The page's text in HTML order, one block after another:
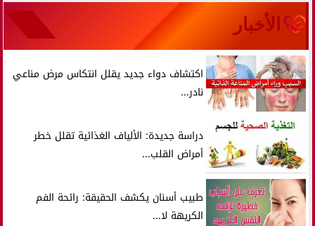
الأخبار
اكتشاف دواء جديد يقلل انتكاس مرض مناعي
نادر...
دراسة جديدة: الألياف الغذائية تقلل خطر
أمراض القلب...
طبيب أسنان يكشف الحقيقة: رائحة الفم
الكريهة لا...